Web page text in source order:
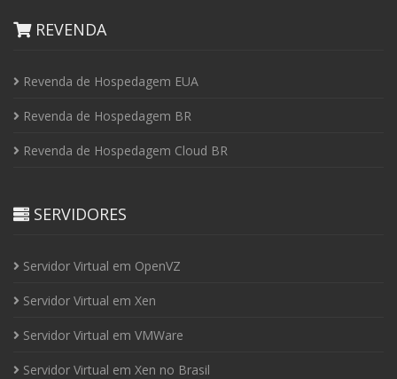
REVENDA
Revenda de Hospedagem EUA
Revenda de Hospedagem BR
Revenda de Hospedagem Cloud BR
SERVIDORES
Servidor Virtual em OpenVZ
Servidor Virtual em Xen
Servidor Virtual em VMWare
Servidor Virtual em Xen no Brasil